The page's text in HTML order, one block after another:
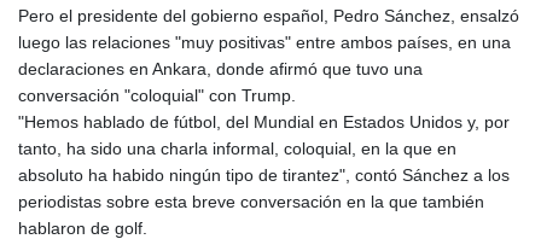
MGA 4908.365176
MKD 61.481068
MMK 2424.552772
MNT 4152.673297
MOP 9.316283
MRU 46.240358
MUR 54.209096
MVR 17.842347
Pero el presidente del gobierno español, Pedro Sánchez, ensalzó
luego las relaciones "muy positivas" entre ambos países, en una
declaraciones en Ankara, donde afirmó que tuvo una
conversación "coloquial" con Trump.
"Hemos hablado de fútbol, del Mundial en Estados Unidos y, por
tanto, ha sido una charla informal, coloquial, en la que en
absoluto ha habido ningún tipo de tirantez", contó Sánchez a los
periodistas sobre esta breve conversación en la que también
hablaron de golf.